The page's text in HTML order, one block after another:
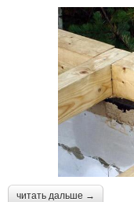
читать дальше →